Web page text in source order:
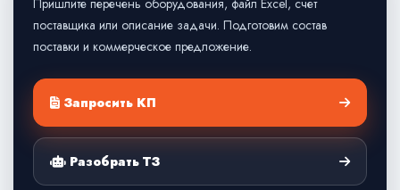
Пришлите перечень оборудования, файл Excel, счет
поставщика или описание задачи. Подготовим состав
поставки и коммерческое предложение.
Запросить КП
Разобрать ТЗ